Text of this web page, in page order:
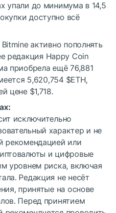
упали до минимума в 14,5
доступно всё
активно пополнять
редакция Happy Coin
приобрела ещё 76,881
5,620,754 $ETH,
цене $1,718.
исключительно
характер и не
рекомендацией или
и цифровые
уровнем риска, включая
Редакция не несёт
принятые на основе
Перед принятием